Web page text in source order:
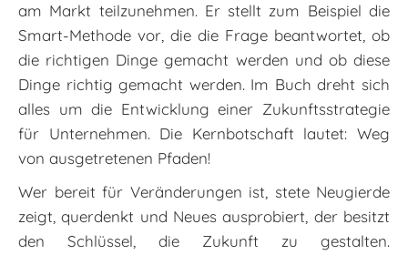
am Markt teilzunehmen. Er stellt zum Beispiel die
Smart-Methode vor, die die Frage beantwortet, ob
die richtigen Dinge gemacht werden und ob diese
Dinge richtig gemacht werden. Im Buch dreht sich
alles um die Entwicklung einer Zukunftsstrategie
für Unternehmen. Die Kernbotschaft lautet: Weg
von ausgetretenen Pfaden!
Wer bereit für Veränderungen ist, stete Neugierde
zeigt, querdenkt und Neues ausprobiert, der besitzt
den Schlüssel, die Zukunft zu gestalten.